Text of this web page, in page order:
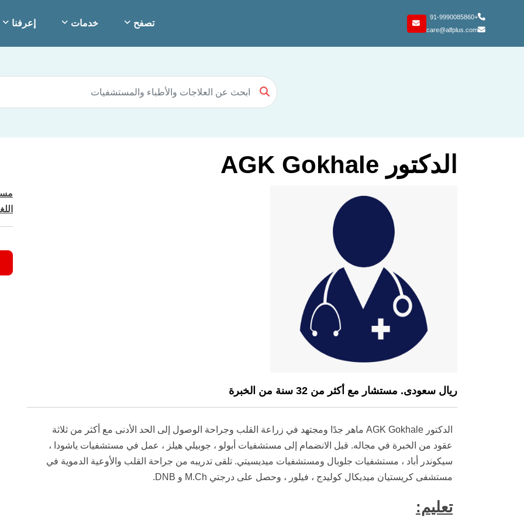
+91-9990085860
care@alfplus.com
تصفح خدمات إعرفنا
الدكتور AGK Gokhale
ريال سعودى. مستشار مع أكثر من 32 سنة من الخبرة
الدكتور AGK Gokhale ماهر جدًا ومجتهد في زراعة القلب وجراحة الوصول إلى الحد الأدنى مع أكثر من ثلاثة
عقود من الخبرة في مجاله. قبل الانضمام إلى مستشفيات أبولو ، جوبيلي هيلز ، عمل في مستشفيات ياشودا ،
سيكوندر أباد ، مستشفيات جلوبال ومستشفيات ميديسيتي. تلقى تدريبه من جراحة القلب والأوعية الدموية في
مستشفى كريستيان ميديكال كوليدج ، فيلور ، وحصل على درجتي M.Ch و DNB.
تعليم: